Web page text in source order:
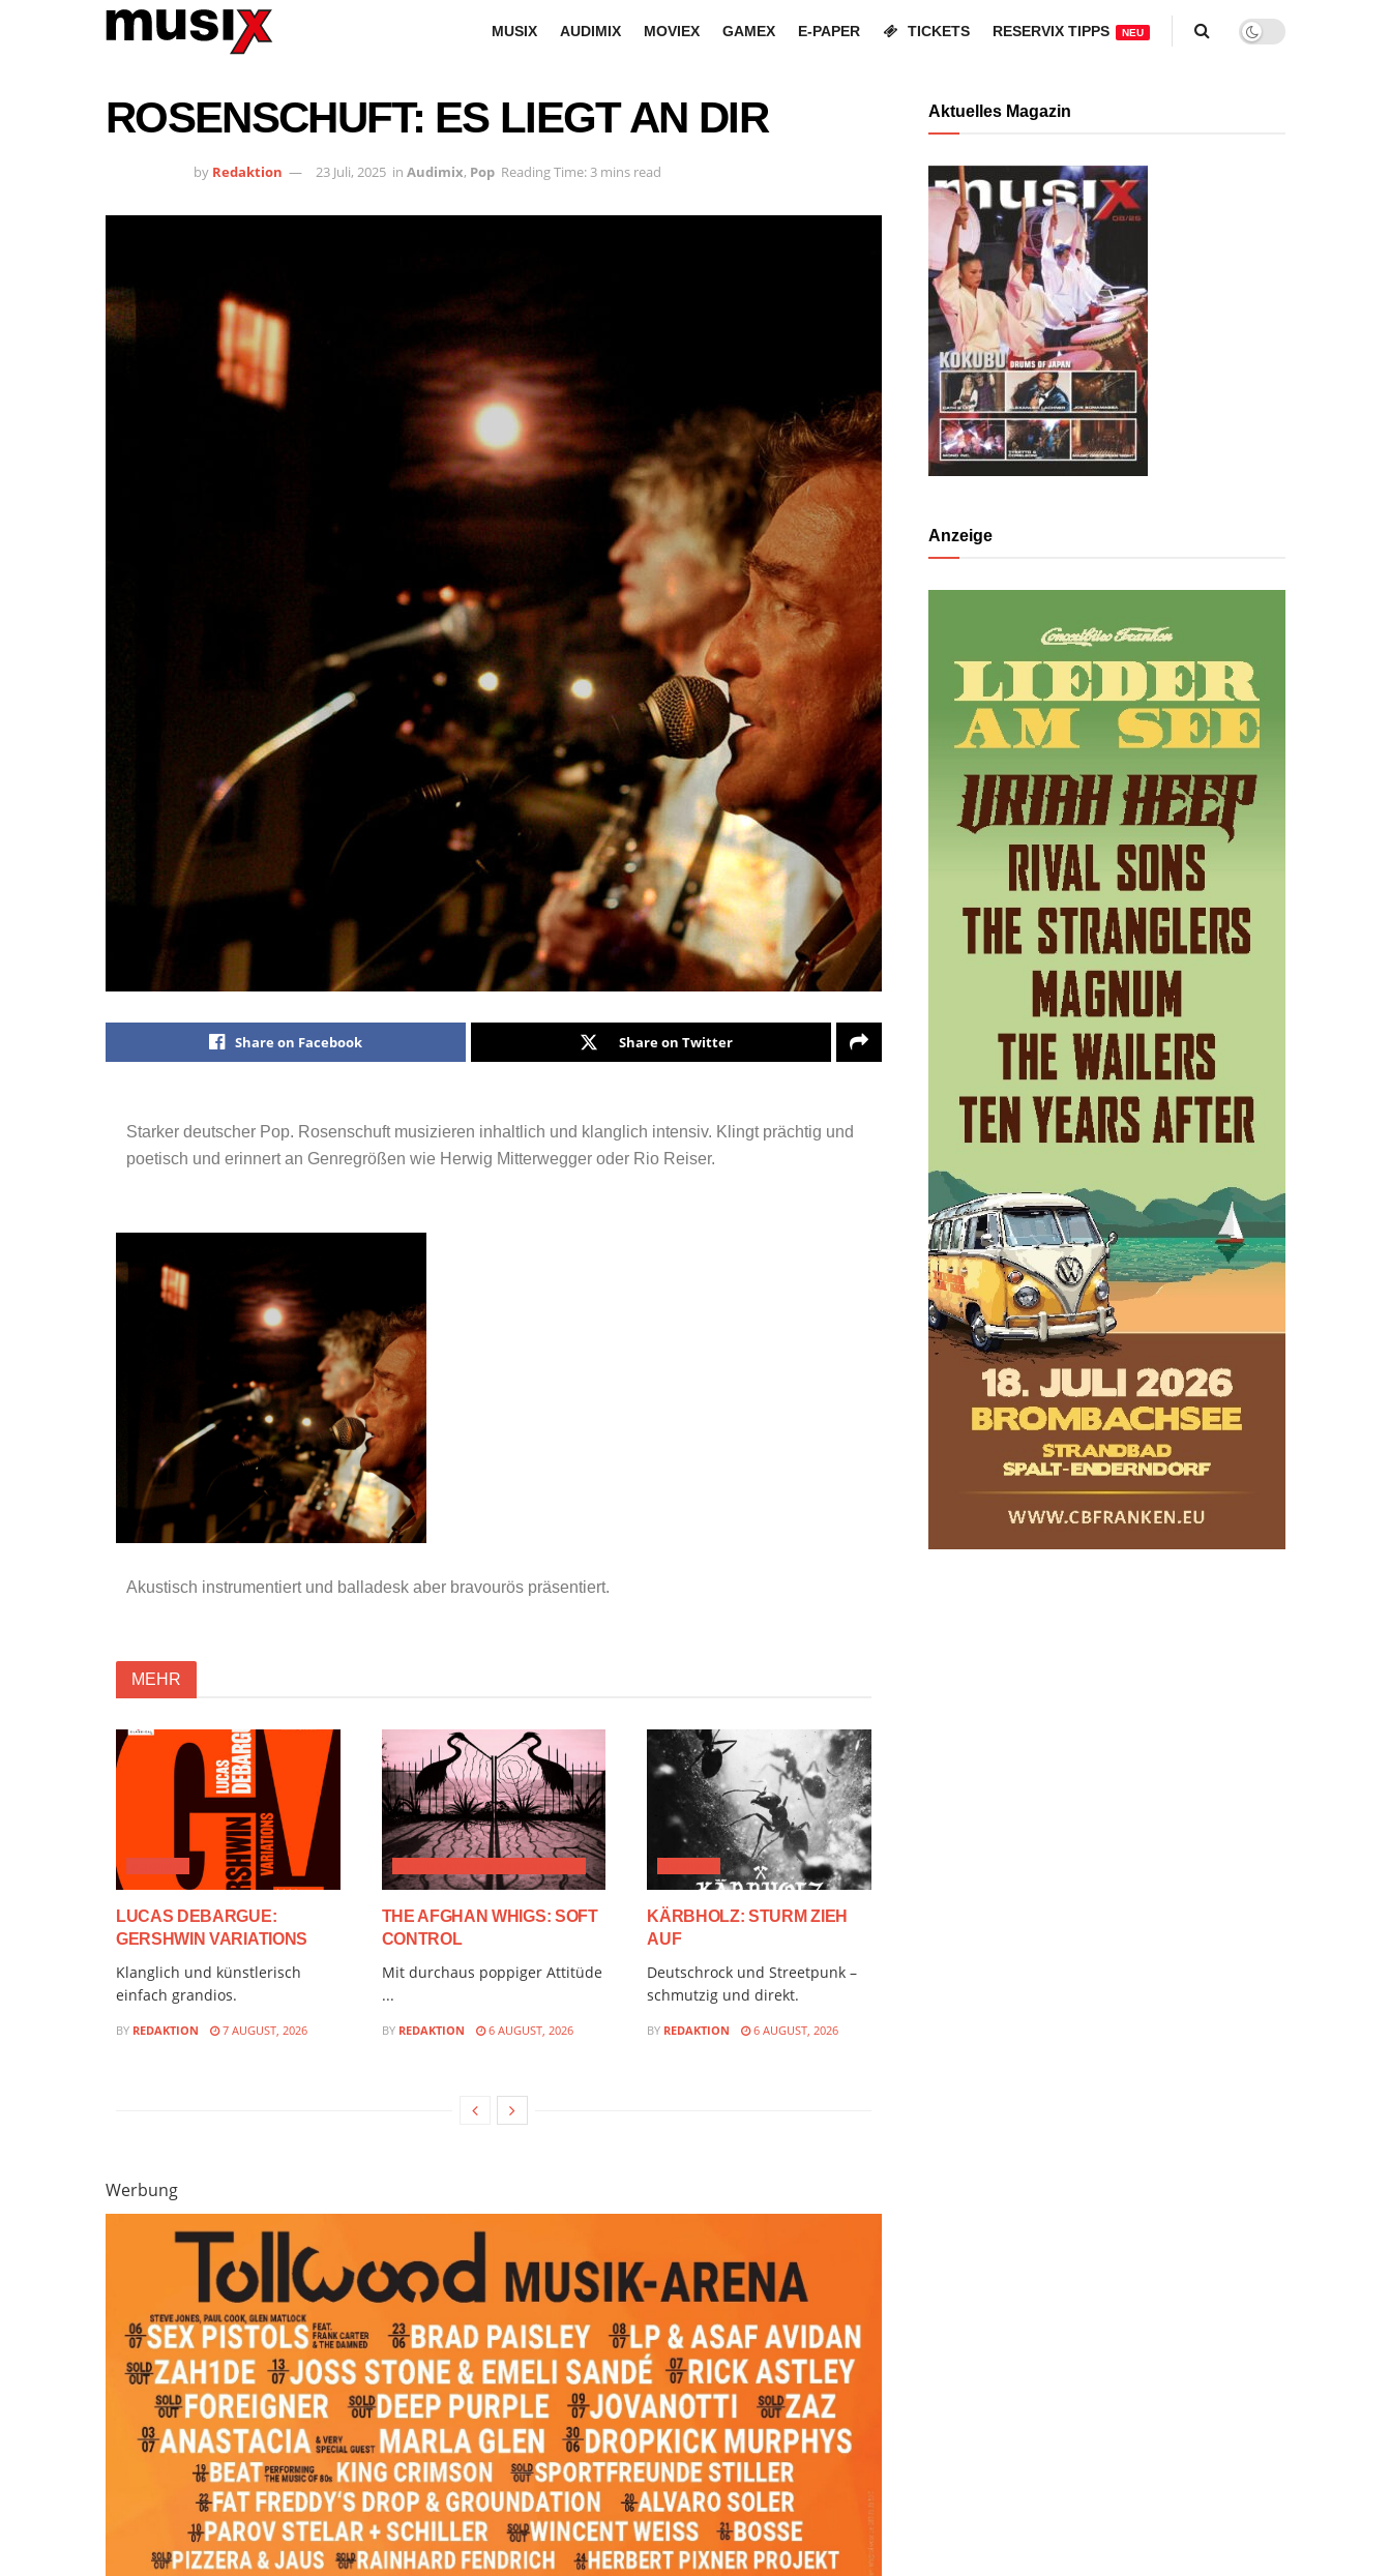
MUSIX AUDIMIX MOVIEX GAMEX E-PAPER TICKETS RESERVIX TIPPS NEU
ROSENSCHUFT: ES LIEGT AN DIR
by Redaktion 23 Juli, 2025 in Audimix, Pop Reading Time: 3 mins read
Share on Facebook Share on Twitter
Starker deutscher Pop. Rosenschuft musizieren inhaltlich und klanglich intensiv. Klingt prächtig und
poetisch und erinnert an Genregrößen wie Herwig Mitterwegger oder Rio Reiser.
Akustisch instrumentiert und balladesk aber bravourös präsentiert.
MEHR
LUCAS DEBARGUE:
GERSHWIN VARIATIONS
Klanglich und künstlerisch
einfach grandios.
BY REDAKTION 7 AUGUST, 2026
THE AFGHAN WHIGS: SOFT
CONTROL
Mit durchaus poppiger Attitüde
...
BY REDAKTION 6 AUGUST, 2026
KÄRBHOLZ: STURM ZIEH
AUF
Deutschrock und Streetpunk –
schmutzig und direkt.
BY REDAKTION 6 AUGUST, 2026
Werbung
Aktuelles Magazin
Anzeige